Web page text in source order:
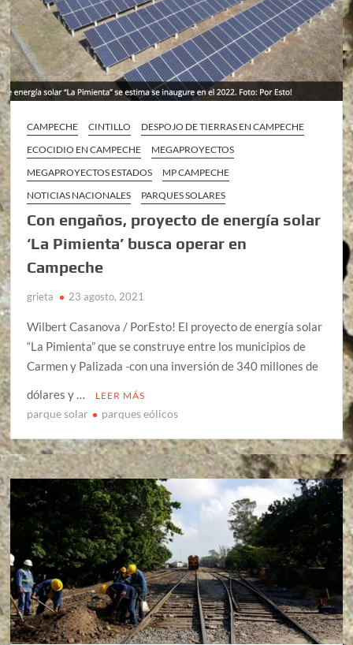
CAMPECHE CINTILLO
DESPOJO DE TIERRAS EN CAMPECHE
ECOCIDIO EN CAMPECHE
MEGAPROYECTOS
MEGAPROYECTOS ESTADOS
MP CAMPECHE
NOTICIAS NACIONALES
PARQUES SOLARES
Con engaños, proyecto de energía solar
‘La Pimienta’ busca operar en
Campeche
grieta 23 agosto, 2021
Wilbert Casanova / PorEsto! El proyecto de energía solar
“La Pimienta” que se construye entre los municipios de
Carmen y Palizada -con una inversión de 340 millones de
dólares y …
LEER MÁS
parque solar parques eólicos